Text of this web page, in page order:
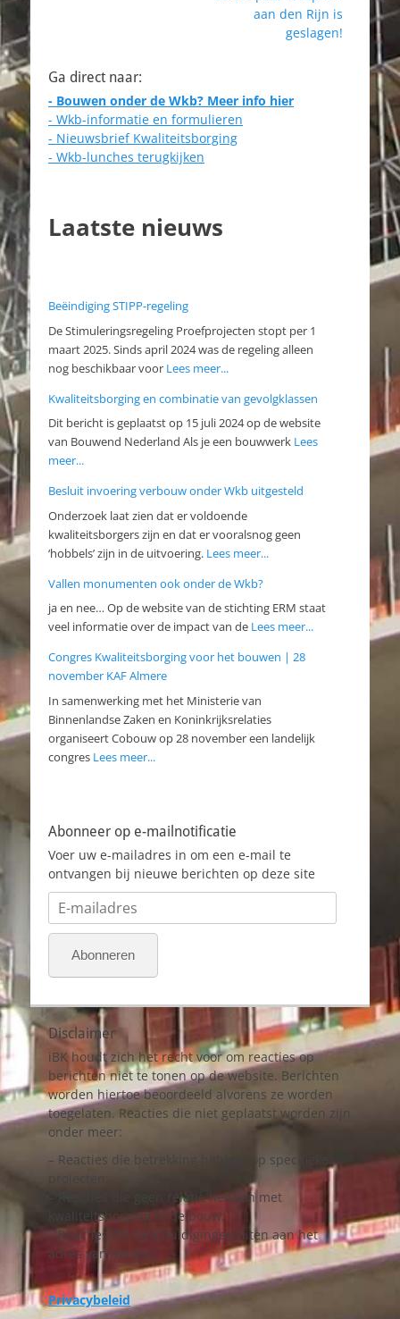
aan den Rijn is
geslagen!
Ga direct naar:
- Bouwen onder de Wkb? Meer info hier
- Wkb-informatie en formulieren
- Nieuwsbrief Kwaliteitsborging
- Wkb-lunches terugkijken
Laatste nieuws
Beëindiging STIPP-regeling
De Stimuleringsregeling Proefprojecten stopt per 1
maart 2025. Sinds april 2024 was de regeling alleen
nog beschikbaar voor Lees meer...
Kwaliteitsborging en combinatie van gevolgklassen
Dit bericht is geplaatst op 15 juli 2024 op de website
van Bouwend Nederland Als je een bouwwerk Lees
meer...
Besluit invoering verbouw onder Wkb uitgesteld
Onderzoek laat zien dat er voldoende
kwaliteitsborgers zijn en dat er vooralsnog geen
‘hobbels’ zijn in de uitvoering. Lees meer...
Vallen monumenten ook onder de Wkb?
ja en nee… Op de website van de stichting ERM staat
veel informatie over de impact van de Lees meer...
Congres Kwaliteitsborging voor het bouwen | 28
november KAF Almere
In samenwerking met het Ministerie van
Binnenlandse Zaken en Koninkrijksrelaties
organiseert Cobouw op 28 november een landelijk
congres Lees meer...
Abonneer op e-mailnotificatie
Voer uw e-mailadres in om een e-mail te
ontvangen bij nieuwe berichten op deze site
mailadres
Abonneren
Disclaimer
iBK houdt zich het recht voor om reacties op
berichten niet te tonen op de website. Berichten
worden hiertoe beoordeeld alvorens ze worden
toegelaten. Reacties die niet geplaatst worden zijn
onder meer:
– Reacties die betrekking hebben op specifieke
projecten;
– Reacties die geen relatie hebben met
kwaliteitsborging in de bouw;
– Reacties die beschuldigingen uiten aan het
adres van derden.
Privacybeleid